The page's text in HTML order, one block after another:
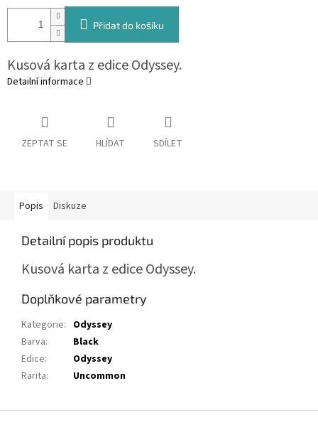
Přidat do košíku
Kusová karta z edice Odyssey.
Detailní informace
ZEPTAT SE HLÍDAT SDÍLET
Popis Diskuze
Detailní popis produktu
Kusová karta z edice Odyssey.
Doplňkové parametry
Kategorie: Odyssey
Barva:
Black
Edice:
Odyssey
Rarita: Uncommon